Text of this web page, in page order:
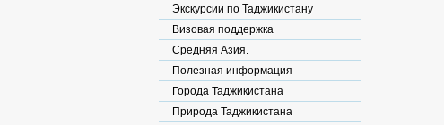
Экскурсии по Таджикистану
Визовая поддержка
Средняя Азия.
Полезная информация
Города Таджикистана
Природа Таджикистана